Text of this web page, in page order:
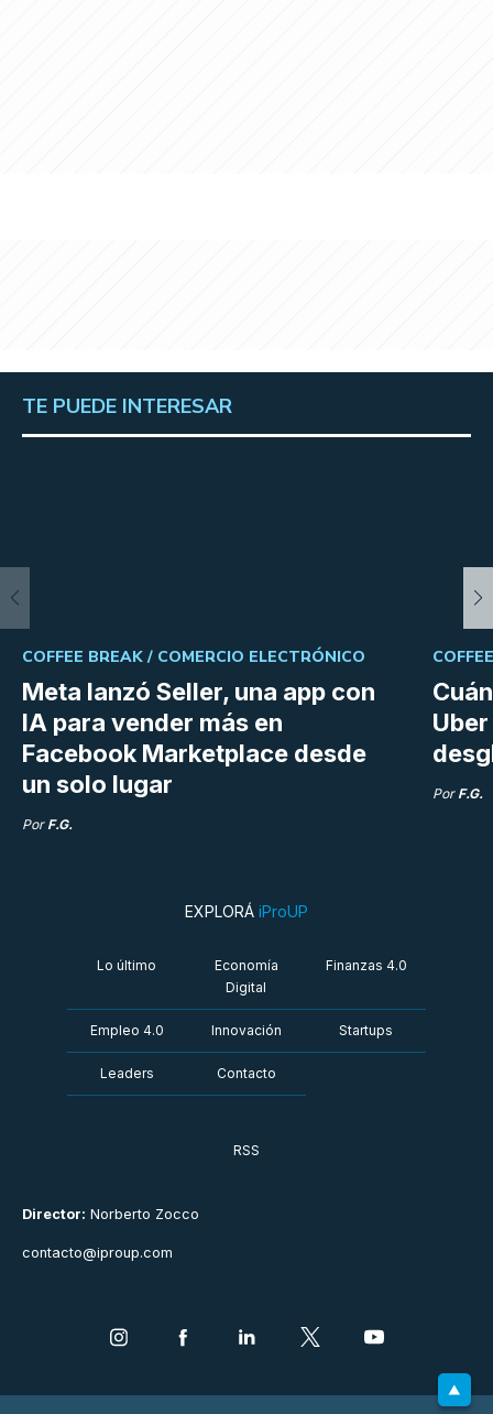
TE PUEDE INTERESAR
Meta lanzó Seller, una app con
IA para vender más en
Facebook Marketplace desde
un solo lugar
COFFEE BREAK / COMERCIO ELECTRÓNICO
Por F.G.
Por F.G.
Director: Norberto Zocco
contacto@iproup.com
EXPLORÁ iProUP
Lo último
Economía
Digital
Finanzas 4.0
Empleo 4.0 Innovación Startups
Leaders Contacto
RSS